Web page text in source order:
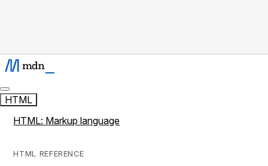
HTML
HTML: Markup language
HTML REFERENCE